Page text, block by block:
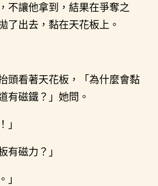
不讓他拿到，結果在爭奪之
了出去，黏在天花板上。
頭看著天花板，「為什麼會黏
有磁鐵？」她問。
」
有磁力？」
」